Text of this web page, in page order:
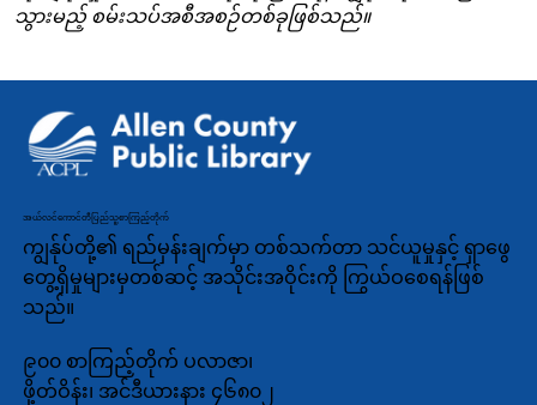
သွားမည့် စမ်းသပ်အစီအစဉ်တစ်ခုဖြစ်သည်။
အယ်လင်ကောင်တီပြည်သူ့စာကြည့်တိုက်
ကျွန်ုပ်တို့၏ ရည်မှန်းချက်မှာ တစ်သက်တာ သင်ယူမှုနှင့် ရှာဖွေ
တွေ့ရှိမှုများမှတစ်ဆင့် အသိုင်းအဝိုင်းကို ကြွယ်ဝစေရန်ဖြစ်
သည်။
၉၀၀ စာကြည့်တိုက် ပလာဇာ၊
ဖို့တ်ဝိန်း၊ အင်ဒီယားနား ၄၆၈၀၂